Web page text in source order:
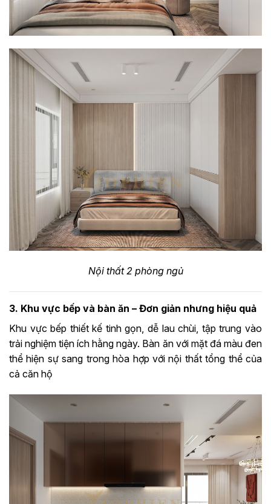
Nội thất 2 phòng ngủ
3. Khu vực bếp và bàn ăn – Đơn giản nhưng hiệu quả
Khu vực bếp thiết kế tinh gọn, dễ lau chùi, tập trung vào
trải nghiệm tiện ích hằng ngày. Bàn ăn với mặt đá màu đen
thể hiện sự sang trong hòa hợp với nội thất tổng thể của
cả căn hộ